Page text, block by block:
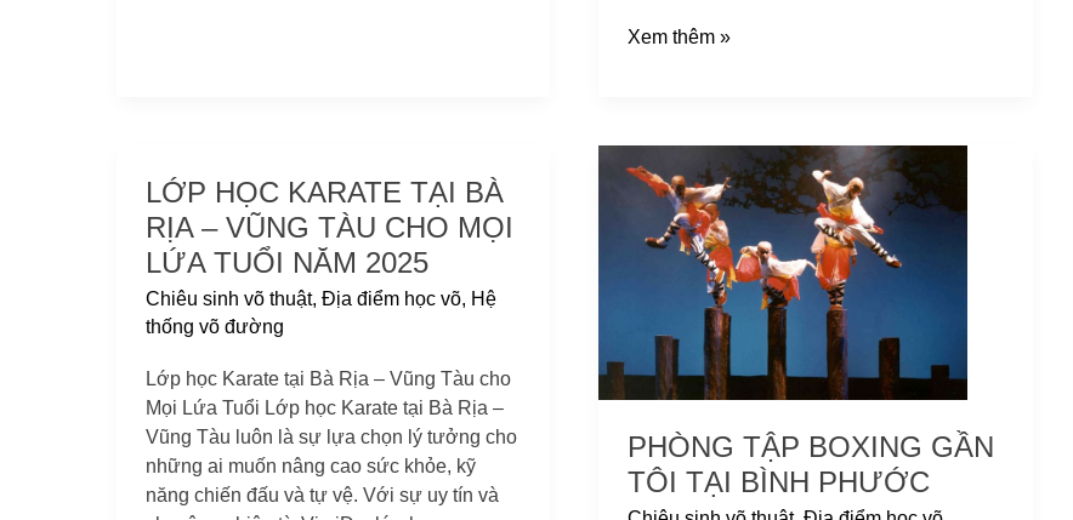
Xem thêm »
LỚP HỌC KARATE TẠI BÀ
RỊA – VŨNG TÀU CHO MỌI
LỨA TUỔI NĂM 2025
Chiêu sinh võ thuật, Địa điểm học võ, Hệ
thống võ đường
Lớp học Karate tại Bà Rịa – Vũng Tàu cho
Mọi Lứa Tuổi Lớp học Karate tại Bà Rịa –
Vũng Tàu luôn là sự lựa chọn lý tưởng cho
những ai muốn nâng cao sức khỏe, kỹ
năng chiến đấu và tự vệ. Với sự uy tín và
Lớp
học
Karate
tại
Bà
Rịa
Vũng
Tàu
cho
Mọi
Lứa
PHÒNG TẬP BOXING GẦN
TÔI TẠI BÌNH PHƯỚC
tập
Boxing
gần
Bình
Phước